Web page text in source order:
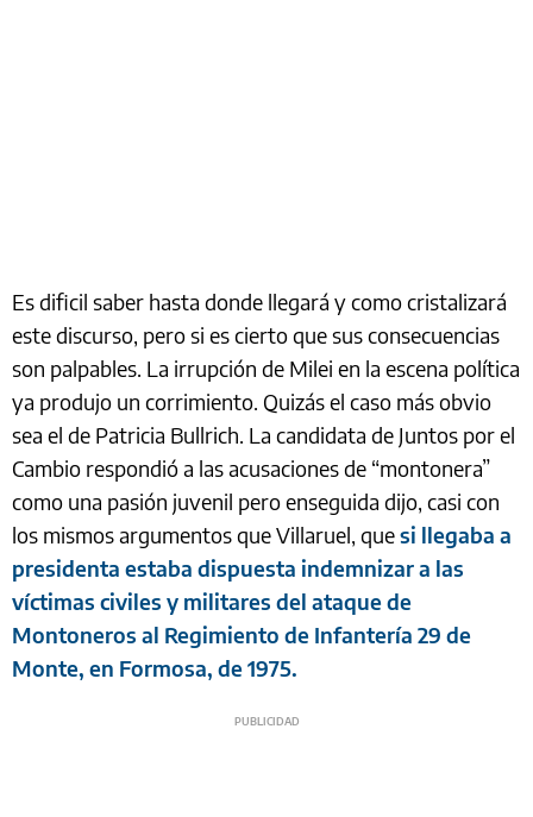
Es dificil saber hasta donde llegará y como cristalizará
este discurso, pero si es cierto que sus consecuencias
son palpables. La irrupción de Milei en la escena política
ya produjo un corrimiento. Quizás el caso más obvio
sea el de Patricia Bullrich. La candidata de Juntos por el
Cambio respondió a las acusaciones de “montonera”
como una pasión juvenil pero enseguida dijo, casi con
los mismos argumentos que Villaruel, quesi llegaba a
presidenta estaba dispuesta indemnizar a las
víctimas civiles y militares del ataque de
Montoneros al Regimiento de Infantería 29 de
Monte, en Formosa, de 1975.